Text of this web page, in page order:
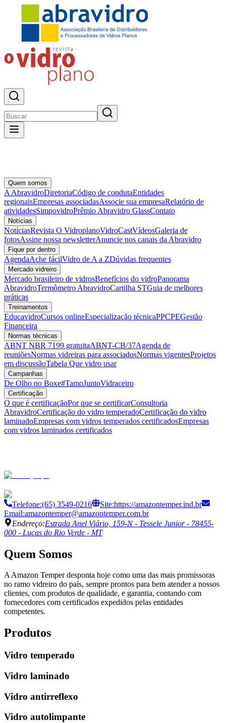
Quem somos
A AbravidroDiretoriaCódigo de condutaEntidades
regionaisEmpresas associadasAssocie sua empresaRelatório de
atividadesSimpovidroPrêmio Abravidro GlassContato
Notícias
NotíciasRevista O VidroplanoVidroCastVídeosGaleria de
fotosAssine nossa newsletterAnuncie nos canais da Abravidro
Fique por dentro
AgendaAche fácilVidro de A a ZDúvidas frequentes
Mercado vidreiro
Mercado brasileiro de vidrosBenefícios do vidroPanorama
AbravidroTermômetro AbravidroCartilha STGuia de melhores
práticas
Treinamentos
EducavidroCursos onlineEspecialização técnicaPPCPEGestão
Financeira
Normas técnicas
ABNT NBR 7199 gratuitaABNT-CB/37Agenda de
reuniõesNormas vidreiras para associadosNormas vigentesProjetos
em discussãoTabela Que vidro usar
Campanhas
De Olho no Boxe#TamoJuntoVidraceiro
Certificação
O que é certificaçãoPor que se certificarConsultoria
AbravidroCertificação do vidro temperadoCertificação do vidro
laminadoEmpresas com vidros temperados certificadosEmpresas
com vidros laminados certificados
Telefone:(65) 3549-0216 Site:https://amazontemper.ind.br
Email:amazontemper@amazontemper.com.br
Endereço:Estrada Anel Viário, 159-N - Tessele Junior - 78455-
000 - Lucas do Rio Verde - MT
Quem Somos
A Amazon Temper desponta hoje como uma das mais promissoras
no ramo vidreiro do país, sempre prontos para bem atender a nossos
clientes, com produtos de qualidade, e garantia, contando com
fornecedores com certificados expedidos pelas entidades
competentes.
Produtos
Vidro temperado
Vidro laminado
Vidro antirreflexo
Vidro autolimpante